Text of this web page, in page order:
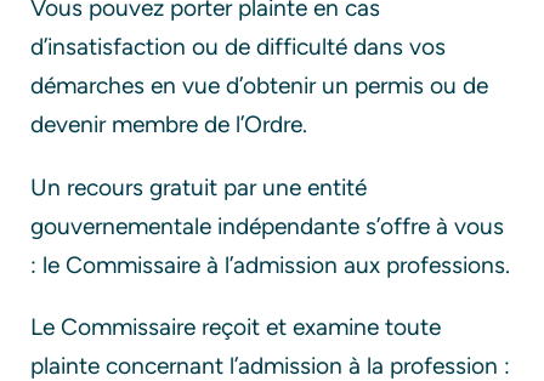
Vous pouvez porter plainte en cas
d’insatisfaction ou de difficulté dans vos
démarches en vue d’obtenir un permis ou de
devenir membre de l’Ordre.
Un recours gratuit par une entité
gouvernementale indépendante s’offre à vous
: le Commissaire à l’admission aux professions.
Le Commissaire reçoit et examine toute
plainte concernant l’admission à la profession :